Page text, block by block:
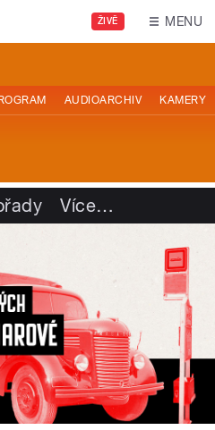
ŽIVĚ MENU
AUDIOARCHIV KAMERY
Více…